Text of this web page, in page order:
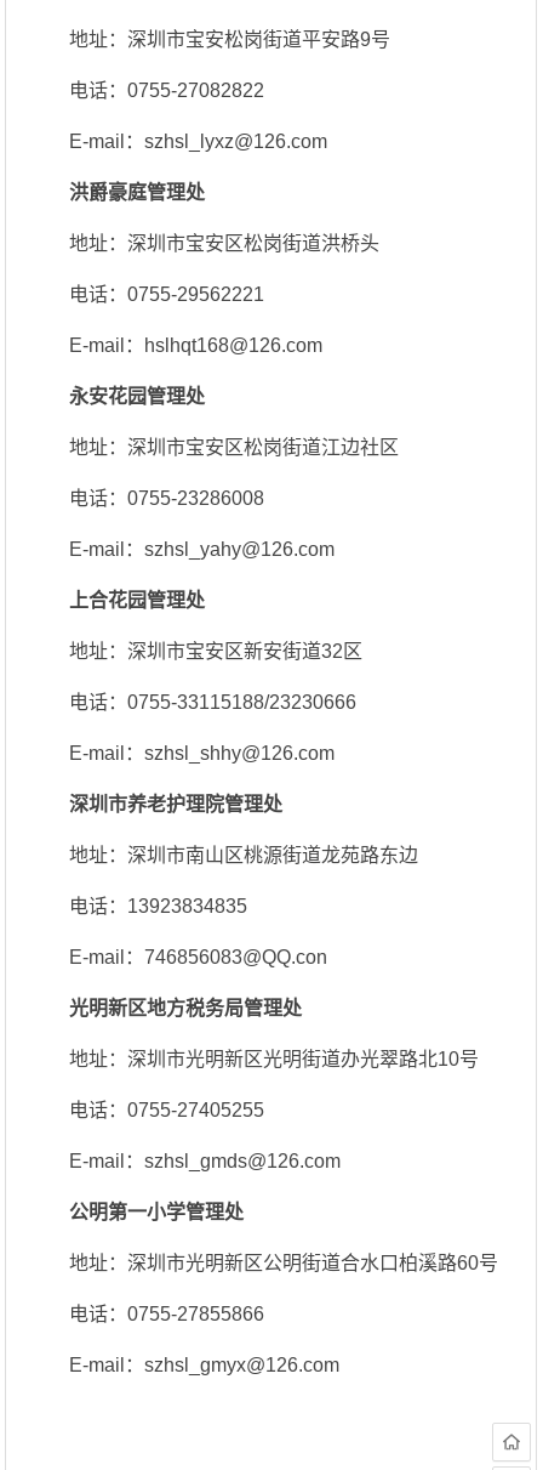
地址：深圳市宝安松岗街道平安路9号
电话：0755-27082822
E-mail：szhsl_lyxz@126.com
洪爵豪庭管理处
地址：深圳市宝安区松岗街道洪桥头
电话：0755-29562221
E-mail：hslhqt168@126.com
永安花园管理处
地址：深圳市宝安区松岗街道江边社区
电话：0755-23286008
E-mail：szhsl_yahy@126.com
上合花园管理处
地址：深圳市宝安区新安街道32区
电话：0755-33115188/23230666
E-mail：szhsl_shhy@126.com
深圳市养老护理院管理处
地址：深圳市南山区桃源街道龙苑路东边
电话：13923834835
E-mail：746856083@QQ.con
光明新区地方税务局管理处
地址：深圳市光明新区光明街道办光翠路北10号
电话：0755-27405255
E-mail：szhsl_gmds@126.com
公明第一小学管理处
地址：深圳市光明新区公明街道合水口柏溪路60号
电话：0755-27855866
E-mail：szhsl_gmyx@126.com